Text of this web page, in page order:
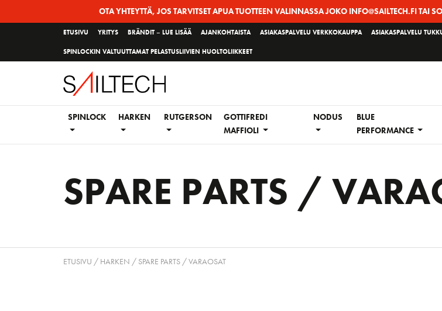
OTA YHTEYTTÄ, JOS TARVITSET APUA TUOTTEEN VALINNASSA JOKO INFO@SAILTECH.FI
ETUSIVU YRITYS BRÄNDIT – LUE LISÄÄ AJANKOHTAISTA ASIAKASPALVELU VERKKOKAUPPA ASIAKASPALVELU
SPINLOCKIN VALTUUTTAMAT PELASTUSLIIVIEN HUOLTOLIIKKEET
SPINLOCK HARKEN RUTGERSON
GOTTIFREDI
MAFFIOLI
NODUS
BLUE
PERFORMANCE
SPARE PARTS /
ETUSIVU / HARKEN / SPARE PARTS / VARAOSAT